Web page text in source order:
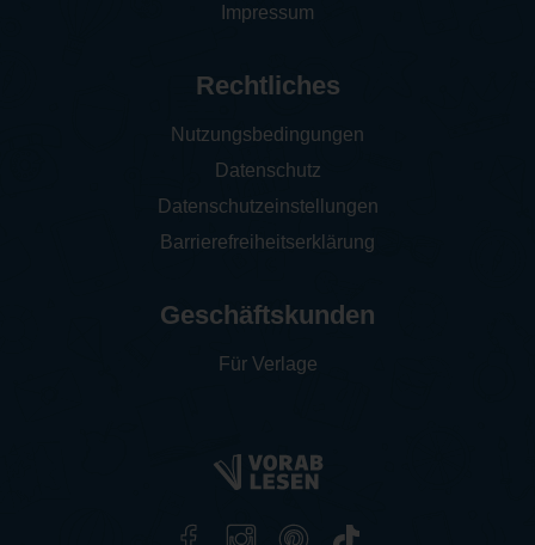
Impressum
Rechtliches
Nutzungsbedingungen
Datenschutz
Datenschutzeinstellungen
Barrierefreiheitserklärung
Geschäftskunden
Für Verlage